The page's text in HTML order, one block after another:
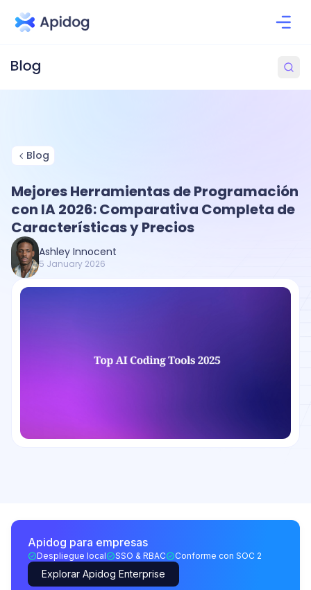
Blog
Mejores Herramientas de Programación
con IA 2026: Comparativa Completa de
Características y Precios
Ashley Innocent
5 January 2026
Apidog para empresas
Despliegue local SSO & RBAC Conforme con SOC 2
Explorar Apidog Enterprise